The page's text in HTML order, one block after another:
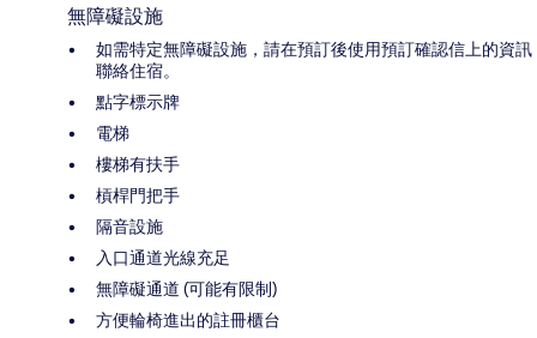
無障礙設施
如需特定無障礙設施，請在預訂後使用預訂確認信上的資訊
聯絡住宿。
點字標示牌
電梯
樓梯有扶手
槓桿門把手
隔音設施
入口通道光線充足
無障礙通道 (可能有限制)
方便輪椅進出的註冊櫃台